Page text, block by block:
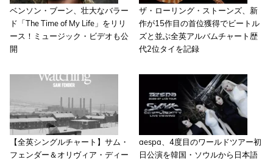
ベンソン・ブーン、壮大なバラー
ド「The Time of My Life」をリリ
ース！ミュージック・ビデオも公
開
ザ・ローリング・ストーンズ、新
作が15作目の首位獲得でビートル
ズと並ぶ全英アルバムチャート歴
代2位タイを記録
【全英シングルチャート】サム・
フェンダー＆オリヴィア・ディー
aespa、4度目のワールドツアー初
日公演を韓国・ソウルから日本語